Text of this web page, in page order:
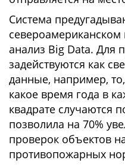
Система
североамериканском
анализ Big Data. Для
задействуются как
данные, например,
какое время года в
квадрате случаются
позволила на 70%
проверок объектов
противопожарных